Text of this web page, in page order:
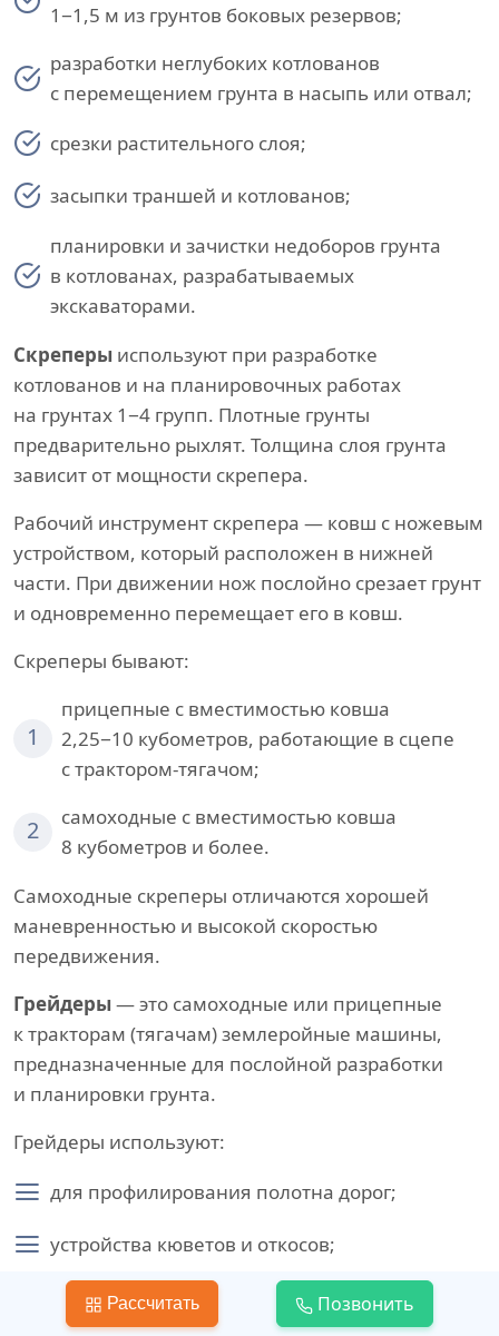
1−1,5 м из грунтов боковых резервов;
разработки неглубоких котлованов
с перемещением грунта в насыпь или отвал;
срезки растительного слоя;
засыпки траншей и котлованов;
планировки и зачистки недоборов грунта
в котлованах, разрабатываемых
экскаваторами.
Скреперы используют при разработке
котлованов и на планировочных работах
на грунтах 1−4 групп. Плотные грунты
предварительно рыхлят. Толщина слоя грунта
зависит от мощности скрепера.
Рабочий инструмент скрепера — ковш с ножевым
устройством, который расположен в нижней
части. При движении нож послойно срезает грунт
и одновременно перемещает его в ковш.
Скреперы бывают:
1
прицепные с вместимостью ковша
2,25−10 кубометров, работающие в сцепе
с трактором-тягачом;
2
самоходные с вместимостью ковша
8 кубометров и более.
Самоходные скреперы отличаются хорошей
маневренностью и высокой скоростью
передвижения.
Грейдеры — это самоходные или прицепные
к тракторам (тягачам) землеройные машины,
предназначенные для послойной разработки
и планировки грунта.
Грейдеры используют:
для профилирования полотна дорог;
устройства кюветов и откосов;
возведения невысоких насыпей из резервов;
Рассчитать Позвонить